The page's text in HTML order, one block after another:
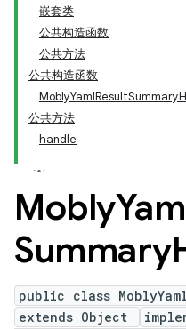
嵌套类
公共构造函数
公共方法
公共构造函数
公共方法
handle
Mobly
Summary
public class
extends Object